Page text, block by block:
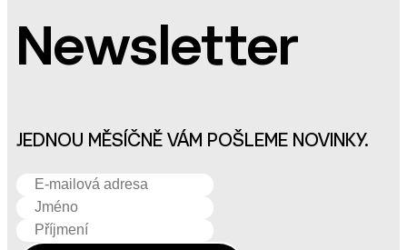
Newsletter
JEDNOU MĚSÍČNĚ VÁM POŠLEME NOVINKY.